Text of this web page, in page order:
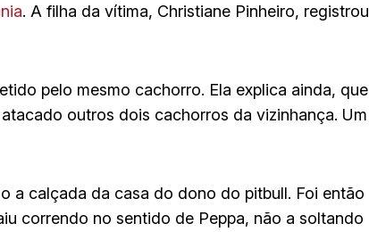
. A filha da vítima, Christiane Pinheiro, registrou
pelo mesmo cachorro. Ela explica ainda, que
outros dois cachorros da vizinhança. Um
a calçada da casa do dono do pitbull. Foi então
correndo no sentido de Peppa, não a soltando